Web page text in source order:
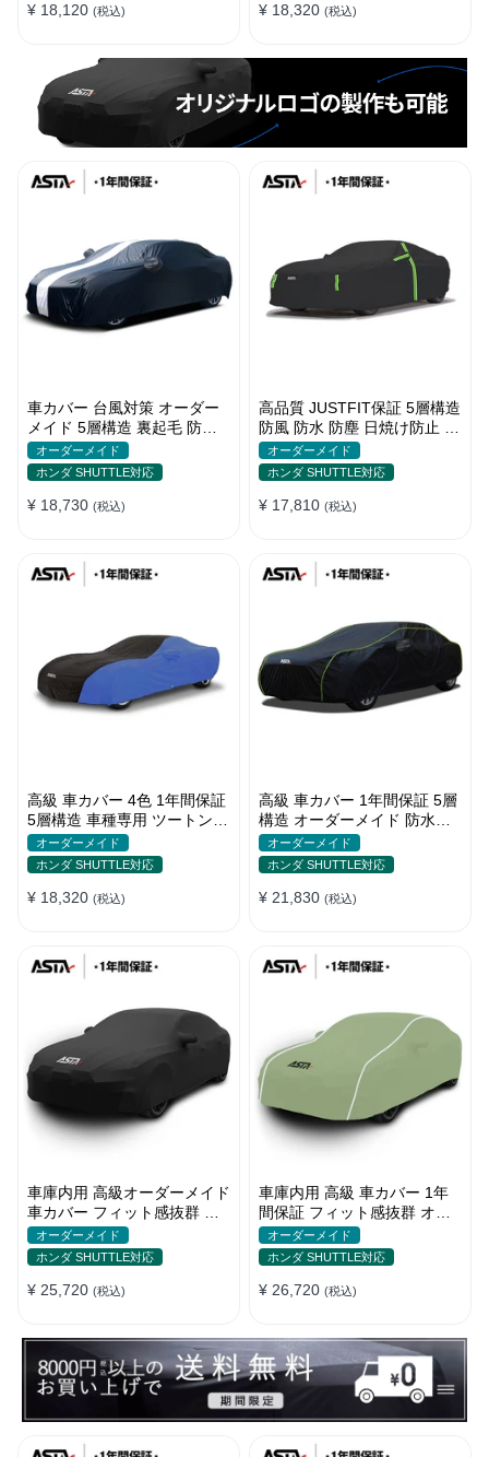
¥ 18,120 (税込) ¥ 18,320 (税込)
車カバー 台風対策 オーダー
メイド 5層構造 裏起毛 防水
防雨 軽/普自動車 SUV対応 お
すすめ
オーダーメイド
ホンダ SHUTTLE対応
¥ 18,730 (税込)
高品質 JUSTFIT保証 5層構造
防風 防水 防塵 日焼け防止 高
級 ボディカバー
オーダーメイド
ホンダ SHUTTLE対応
¥ 17,810 (税込)
高級 車カバー 4色 1年間保証
5層構造 車種専用 ツートンカ
ラー オーダーメイド 防水 耐
久性
オーダーメイド
ホンダ SHUTTLE対応
¥ 18,320 (税込)
高級 車カバー 1年間保証 5層
構造 オーダーメイド 防水防
塵 裏起毛 車種専用
オーダーメイド
ホンダ SHUTTLE対応
¥ 21,830 (税込)
車庫内用 高級オーダーメイド
車カバー フィット感抜群 水
洗いOK 防塵防汚 傷防止 おし
ゃれ
オーダーメイド
ホンダ SHUTTLE対応
¥ 25,720 (税込)
車庫内用 高級 車カバー 1年
間保証 フィット感抜群 オー
ダーメイド 水洗いOK おしゃ
れ 耐久性
オーダーメイド
ホンダ SHUTTLE対応
¥ 26,720 (税込)